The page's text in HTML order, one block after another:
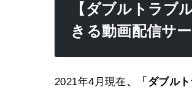
【ダブルトラブ
きる動画配信サ
2021年4月現在、「ダブル